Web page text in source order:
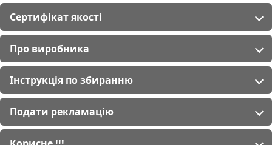
Сертифікат якості
Про виробника
Інструкція по збиранню
Подати рекламацію